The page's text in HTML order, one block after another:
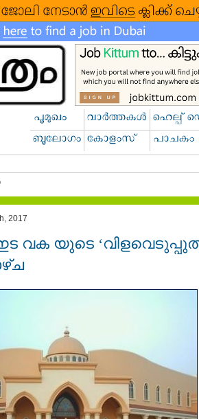
2017
ഇ​ട​ വ​ക ​യു​ടെ